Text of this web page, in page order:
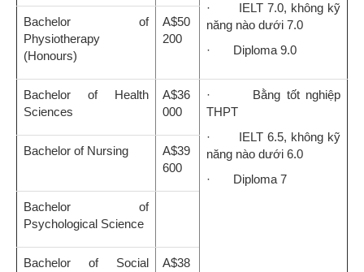
· IELT 7.0, không kỹ
năng nào dưới 7.0
· Diploma 9.0
Bachelor of
Physiotherapy
(Honours)
A$50
200
Bachelor of Health
Sciences
A$36
000
· Bằng tốt nghiệp
THPT
· IELT 6.5, không kỹ
năng nào dưới 6.0
· Diploma 7
Bachelor of Nursing
A$39
600
Bachelor of
Psychological Science
Bachelor of Social
A$38